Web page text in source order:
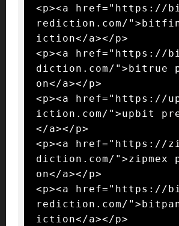
<p><a href="https://
rediction.com/
iction</a></p>
<p><a href="https://
diction.com/">bitrue
on</a></p>
<p><a href="https://
iction.com/">upbit
</a></p>
<p><a href="https://
diction.com/">zipmex
on</a></p>
<p><a href="https://
rediction.com/
iction</a></p>